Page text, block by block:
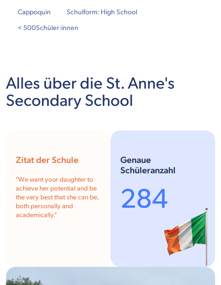
Cappoquin
Schulform: High School
< 500Schüler:innen
Alles über die St. Anne's
Secondary School
Zitat der Schule
"We want your daughter to
achieve her potential and be
the very best that she can be,
both personally and
academically."
Genaue
Schüleranzahl
284